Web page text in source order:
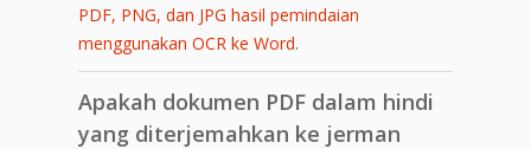
PDF, PNG, dan JPG hasil pemindaian
menggunakan OCR ke Word.
Apakah dokumen PDF dalam hindi
yang diterjemahkan ke jerman